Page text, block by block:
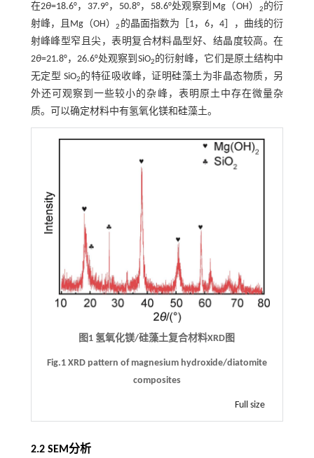
在2θ=18.6°，37.9°，50.8°，58.6°处观察到Mg（OH） 2 的衍
射峰，且Mg（OH）2 的晶面指数为［1，6，4］，曲线的衍
射峰峰型窄且尖，表明复合材料晶型好、结晶度较高。在
2θ=21.8°，26.6°处观察到SiO2 的衍射峰，它们是原土结构中
无定型 SiO2 的特征吸收峰，证明硅藻土为非晶态物质，另
外还可观察到一些较小的杂峰，表明原土中存在微量杂
质。可以确定材料中有氢氧化镁和硅藻土。
图1 氢氧化镁/硅藻土复合材料XRD图
Fig.1 XRD pattern of magnesium hydroxide/diatomite
composites
Full size
2.2 SEM分析